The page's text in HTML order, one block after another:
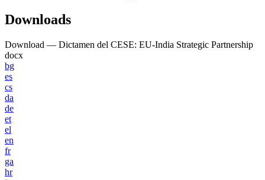
Downloads
Download — Dictamen del CESE: EU-India Strategic Partnership
docx
bg
es
cs
da
de
et
el
en
fr
ga
hr